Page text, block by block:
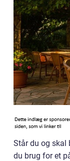
Står du og skal
du brug for et